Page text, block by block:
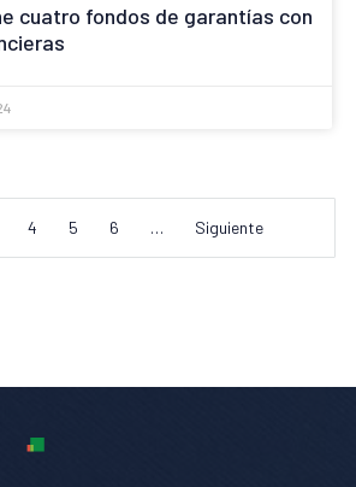
cuatro fondos de garantías con
4 5 6 … Siguiente